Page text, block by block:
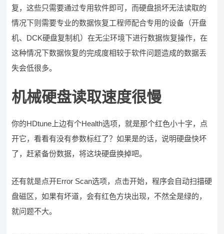
复，这些只需要通过专用软件即可，而硬盘损坏无法读取的
情况下则需要专业的数据恢复工程师配合专用的设备（开盘
机、DCK硬盘复制机）在无尘环境下进行数据恢复操作，在
这种情况下数据恢复的完成度相较于软件问题造成的数据丢
失会低很多。
机械硬盘读取速度很慢
你的HDtune上边有个Health选项，就是那个红色小十字，点
开它，看看有没有参数标红了？如果是的话，说明硬盘快坏
了，赶紧备份数据，将这块硬盘换掉吧。
还有就是点开Error Scan选项，点击开始，程序会自动扫描硬
盘磁区，如果有坏道，会有红色方块出现，不然全是绿的，
就问题不大。